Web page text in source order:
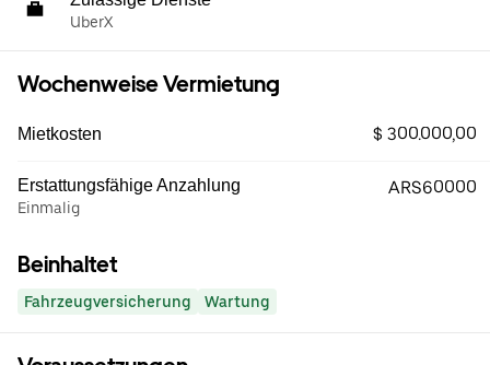
UberX
Wochenweise Vermietung
Mietkosten $ 300.000,00
Erstattungsfähige Anzahlung
Einmalig
ARS60000
Beinhaltet
Fahrzeugversicherung Wartung